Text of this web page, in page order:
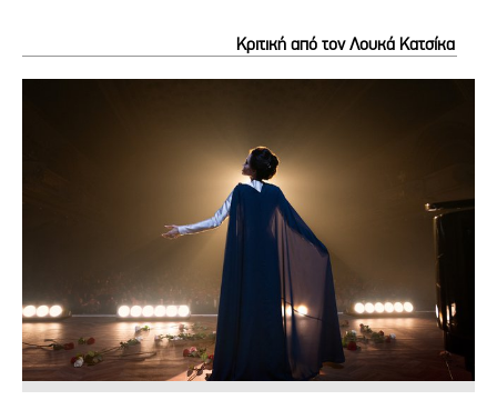
Κριτική από τον Λουκά Κατσίκα